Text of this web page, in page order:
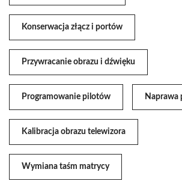
Konserwacja złącz i portów
Przywracanie obrazu i dźwięku
Programowanie pilotów Naprawa
Kalibracja obrazu telewizora
Wymiana taśm matrycy